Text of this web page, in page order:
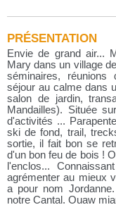
PRÉSENTATION
Envie de grand air...
Mary dans un village
séminaires, réunions
séjour au calme dans
salon de jardin,
Mandailles). Située
d'activités ...
ski de fond, trail,
sortie, il fait bon se
d'un bon feu de bois !
l'enclos...
agrémenter au mieux
a pour nom
notre Cantal. Ouaw